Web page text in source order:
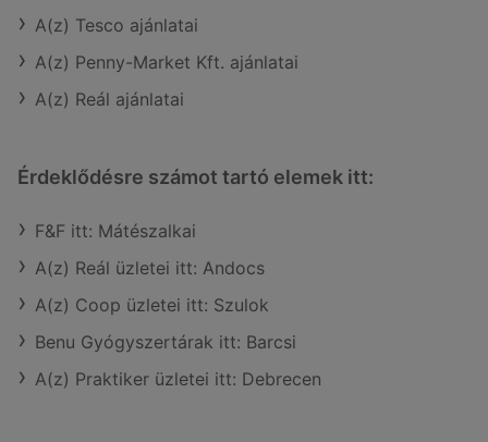
A(z) Tesco ajánlatai
A(z) Penny-Market Kft. ajánlatai
A(z) Reál ajánlatai
Érdeklődésre számot tartó elemek itt:
F&F itt: Mátészalkai
A(z) Reál üzletei itt: Andocs
A(z) Coop üzletei itt: Szulok
Benu Gyógyszertárak itt: Barcsi
A(z) Praktiker üzletei itt: Debrecen